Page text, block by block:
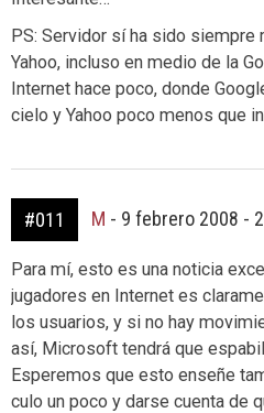
PS: Servidor sí ha sido siempre
Yahoo, incluso en medio de la
Internet hace poco, donde
cielo y Yahoo poco menos que
#011 M - 9 febrero 2008 -
Para mí, esto es una noticia
jugadores en Internet es
los usuarios, y si no hay
así, Microsoft tendrá que
Esperemos que esto enseñe
culo un poco y darse cuenta de